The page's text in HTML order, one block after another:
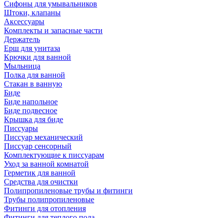
Сифоны для умывальников
Штоки, клапаны
Аксессуары
Комплекты и запасные части
Держатель
Ерш для унитаза
Крючки для ванной
Мыльница
Полка для ванной
Стакан в ванную
Биде
Биде напольное
Биде подвесное
Крышка для биде
Писсуары
Писсуар механический
Писсуар сенсорный
Комплектующие к писсуарам
Уход за ванной комнатой
Герметик для ванной
Средства для очистки
Полипропиленовые трубы и фитинги
Трубы полипропиленовые
Фитинги для отопления